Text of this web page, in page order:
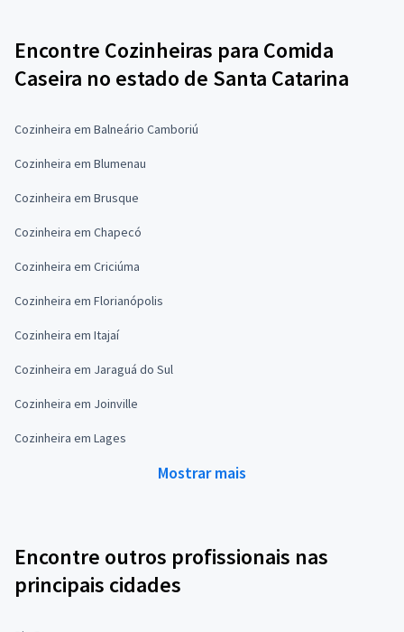
Encontre Cozinheiras para Comida
Caseira no estado de Santa Catarina
Cozinheira em Balneário Camboriú
Cozinheira em Blumenau
Cozinheira em Brusque
Cozinheira em Chapecó
Cozinheira em Criciúma
Cozinheira em Florianópolis
Cozinheira em Itajaí
Cozinheira em Jaraguá do Sul
Cozinheira em Joinville
Cozinheira em Lages
Mostrar mais
Encontre outros profissionais nas
principais cidades